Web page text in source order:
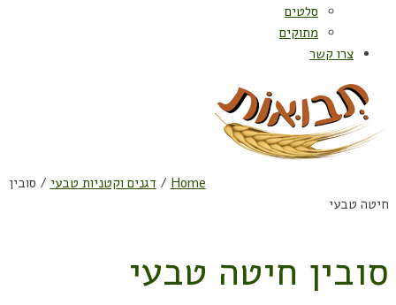
סלטים
מתוקים
צרו קשר
Home
/דגנים וקטניות טבעי / סובין
חיטה טבעי
סובין חיטה טבעי